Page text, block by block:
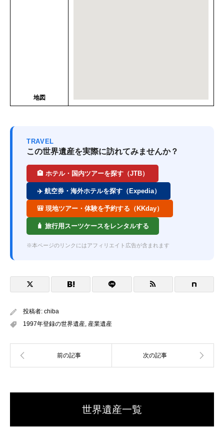
地図
TRAVEL
この世界遺産を実際に訪れてみませんか？
🏨 ホテル・国内ツアーを探す（JTB）
✈️ 航空券・海外ホテルを探す（Expedia）
🎒 現地ツアー・体験を予約する（KKday）
🧳 旅行用スーツケースをレンタルする
※本ページのリンクにはアフィリエイト広告が含まれます
投稿者: chiba
1997年登録の世界遺産, 産業遺産
世界遺産一覧